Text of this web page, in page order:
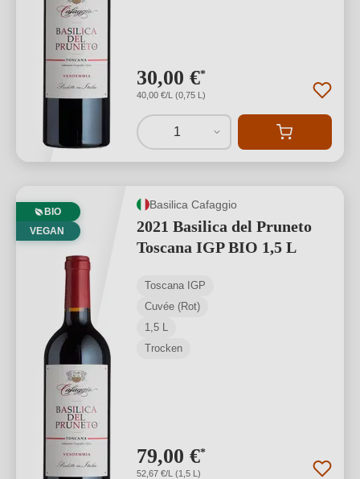
30,00 €*
40,00 €/L (0,75 L)
1
BIO
VEGAN
Basilica Cafaggio
2021 Basilica del Pruneto
Toscana IGP BIO 1,5 L
Toscana IGP
Cuvée (Rot)
1,5 L
Trocken
79,00 €*
52,67 €/L (1,5 L)